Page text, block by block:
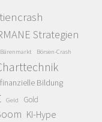
Strategien
Bärenmarkt Börsen-Crash
finanzielle Bildung
Geld Gold
KI-Hype